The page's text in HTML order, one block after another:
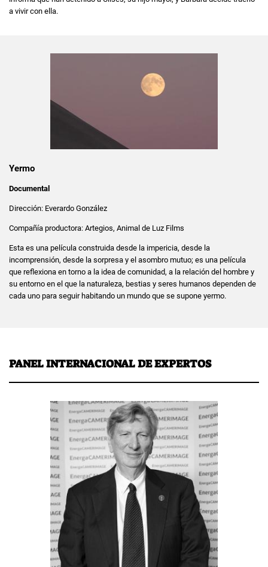
a vivir con ella.
Yermo
Documental
Dirección: Everardo González
Compañía productora: Artegios, Animal de Luz Films
Esta es una película construida desde la impericia, desde la
incomprensión, desde la sorpresa y el asombro mutuo; es una película
que reflexiona en torno a la idea de comunidad, a la relación del hombre y
su entorno en el que la naturaleza, bestias y seres humanos dependen de
cada uno para seguir habitando un mundo que se supone yermo.
PANEL INTERNACIONAL DE EXPERTOS